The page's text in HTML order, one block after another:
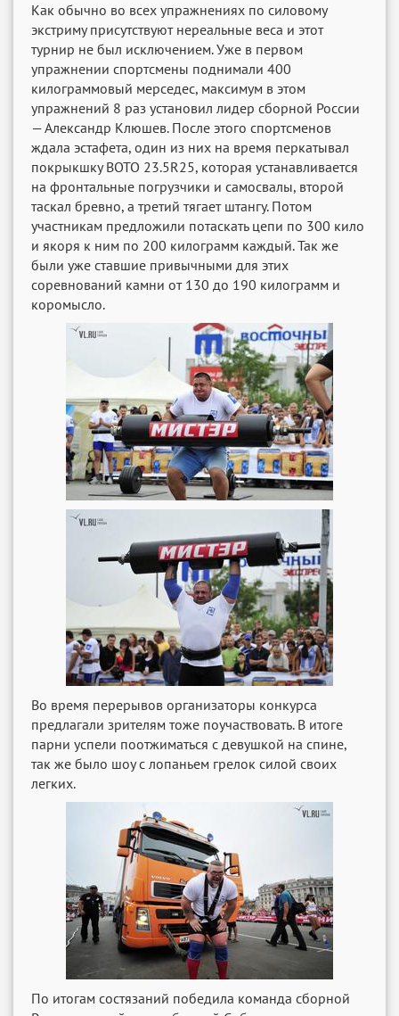
Как обычно во всех упражнениях по силовому
экстриму присутствуют нереальные веса и этот
турнир не был исключением. Уже в первом
упражнении спортсмены поднимали 400
килограммовый мерседес, максимум в этом
упражнений 8 раз установил лидер сборной России
— Александр Клюшев. После этого спортсменов
ждала эстафета, один из них на время перкатывал
покрыкшку BOTO 23.5R25, которая устанавливается
на фронтальные погрузчики и самосвалы, второй
таскал бревно, а третий тягает штангу. Потом
участникам предложили потаскать цепи по 300 кило
и якоря к ним по 200 килограмм каждый. Так же
были уже ставшие привычными для этих
соревнований камни от 130 до 190 килограмм и
коромысло.
Во время перерывов организаторы конкурса
предлагали зрителям тоже поучаствовать. В итоге
парни успели поотжиматься с девушкой на спине,
так же было шоу с лопаньем грелок силой своих
легких.
По итогам состязаний победила команда сборной